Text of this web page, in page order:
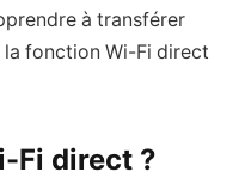
à transférer
fonction Wi-Fi direct
Fi direct ?